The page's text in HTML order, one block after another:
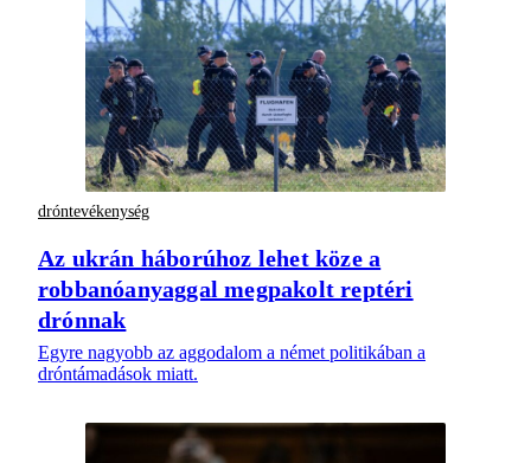
dróntevékenység
Az ukrán háborúhoz lehet köze a
robbanóanyaggal megpakolt reptéri
drónnak
Egyre nagyobb az aggodalom a német politikában a
dróntámadások miatt.